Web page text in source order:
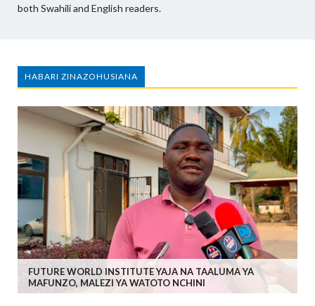
both Swahili and English readers.
HABARI ZINAZOHUSIANA
FUTURE WORLD INSTITUTE YAJA NA TAALUMA YA
MAFUNZO, MALEZI YA WATOTO NCHINI